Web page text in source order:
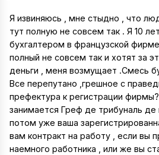
Я извиняюсь , мне стыдно , что
тут полную не совсем так . Я 10
бухгалтером в французской
полный не совсем так и хотят за
деньги , меня возмущает .Смесь
Все перепутано ,грешное с
префектура к регистрации
занимается Греф де трибуналь
потом уже ваша
вам контракт на работу , если вы
наемного работника , или же вы